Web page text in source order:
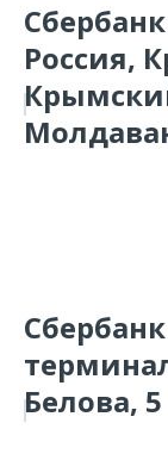
Россия,
Белова, 5